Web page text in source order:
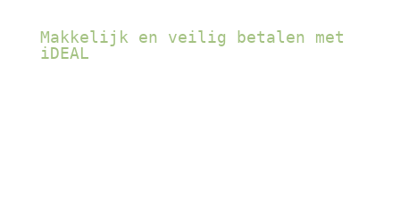
Makkelijk en veilig betalen met
iDEAL